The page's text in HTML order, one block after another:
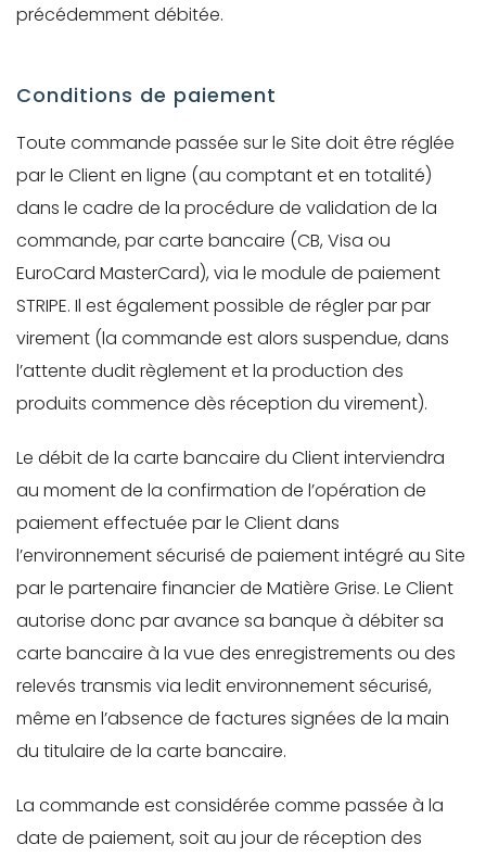
précédemment débitée.
Conditions de paiement
Toute commande passée sur le Site doit être réglée
par le Client en ligne (au comptant et en totalité)
dans le cadre de la procédure de validation de la
commande, par carte bancaire (CB, Visa ou
EuroCard MasterCard), via le module de paiement
STRIPE. Il est également possible de régler par par
virement (la commande est alors suspendue, dans
l’attente dudit règlement et la production des
produits commence dès réception du virement).
Le débit de la carte bancaire du Client interviendra
au moment de la confirmation de l’opération de
paiement effectuée par le Client dans
l’environnement sécurisé de paiement intégré au Site
par le partenaire financier de Matière Grise. Le Client
autorise donc par avance sa banque à débiter sa
carte bancaire à la vue des enregistrements ou des
relevés transmis via ledit environnement sécurisé,
même en l’absence de factures signées de la main
du titulaire de la carte bancaire.
La commande est considérée comme passée à la
date de paiement, soit au jour de réception des